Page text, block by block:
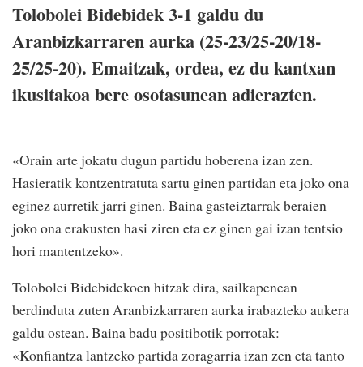
Tolobolei Bidebidek 3-1 galdu du
Aranbizkarraren aurka (25-23/25-20/18-
25/25-20). Emaitzak, ordea, ez du kantxan
ikusitakoa bere osotasunean adierazten.
«Orain arte jokatu dugun partidu hoberena izan zen.
Hasieratik kontzentratuta sartu ginen partidan eta joko ona
eginez aurretik jarri ginen. Baina gasteiztarrak beraien
joko ona erakusten hasi ziren eta ez ginen gai izan tentsio
hori mantentzeko».
Tolobolei Bidebidekoen hitzak dira, sailkapenean
berdinduta zuten Aranbizkarraren aurka irabazteko aukera
galdu ostean. Baina badu positibotik porrotak:
«Konfiantza lantzeko partida zoragarria izan zen eta tanto